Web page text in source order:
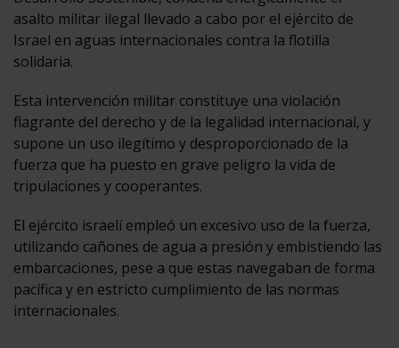
asalto militar ilegal llevado a cabo por el ejército de
Israel en aguas internacionales contra la flotilla
solidaria.
Esta intervención militar constituye una violación
flagrante del derecho y de la legalidad internacional, y
supone un uso ilegítimo y desproporcionado de la
fuerza que ha puesto en grave peligro la vida de
tripulaciones y cooperantes.
El ejército israelí empleó un excesivo uso de la fuerza,
utilizando cañones de agua a presión y embistiendo las
embarcaciones, pese a que estas navegaban de forma
pacífica y en estricto cumplimiento de las normas
internacionales.